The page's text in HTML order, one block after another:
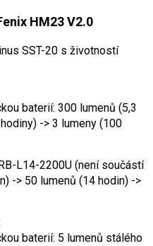
HM23 V2.0
SST-20 s životností
baterií: 300 lumenů (5,3
-> 3 lumeny (100
L14-2200U (není součástí
-> 50 lumenů (14 hodin) ->
baterií: 5 lumenů stálého